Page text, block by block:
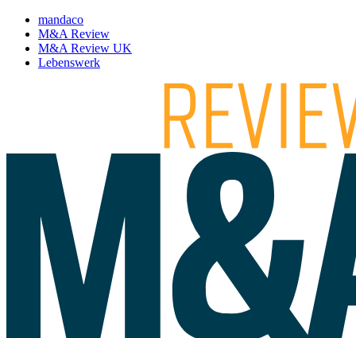
mandaco
M&A Review
M&A Review UK
Lebenswerk